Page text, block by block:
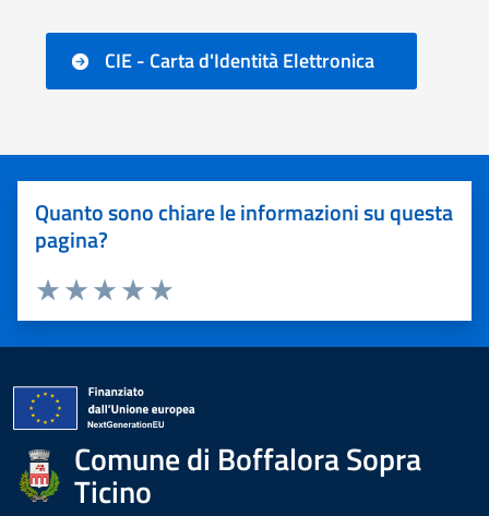
CIE - Carta d'Identità Elettronica
Quanto sono chiare le informazioni su questa
pagina?
Valuta 5 stelle su 5
Valuta 4 stelle su 5
Valuta 3 stelle su 5
Valuta 2 stelle su 5
Valuta 1 stelle su 5
Comune di Boffalora Sopra
Ticino